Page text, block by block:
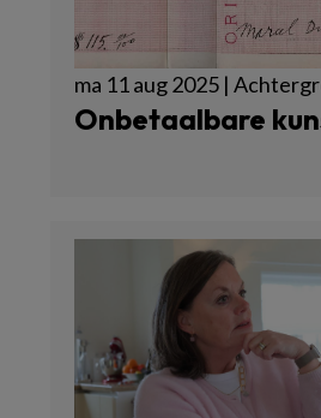
ma 11 aug 2025 |
Onbetaalbare